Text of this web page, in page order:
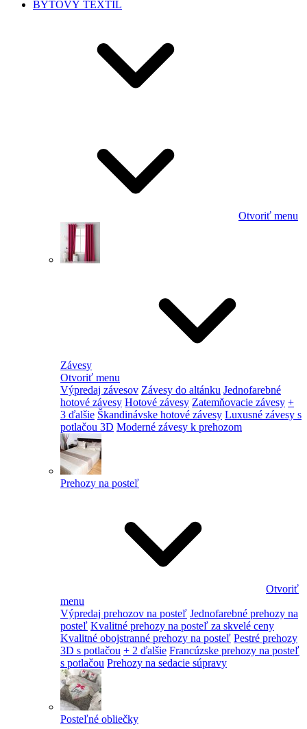
BYTOVÝ TEXTIL
Otvoriť menu
Závesy
Otvoriť menu
Výpredaj závesov Závesy do altánku Jednofarebné
hotové závesy Hotové závesy Zatemňovacie závesy +
3 ďalšie Škandinávske hotové závesy Luxusné závesy s
potlačou 3D Moderné závesy k prehozom
Prehozy na posteľ
Otvoriť
menu
Výpredaj prehozov na posteľ Jednofarebné prehozy na
posteľ Kvalitné prehozy na posteľ za skvelé ceny
Kvalitné obojstranné prehozy na posteľ Pestré prehozy
3D s potlačou + 2 ďalšie Francúzske prehozy na posteľ
s potlačou Prehozy na sedacie súpravy
Posteľné obliečky